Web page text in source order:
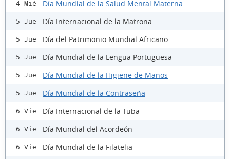
4 Mié Día Mundial de la Salud Mental Materna
5 Jue Día Internacional de la Matrona
5 Jue Día del Patrimonio Mundial Africano
5 Jue Día Mundial de la Lengua Portuguesa
5 Jue Día Mundial de la Higiene de Manos
5 Jue Día Mundial de la Contraseña
6 Vie Día Internacional de la Tuba
6 Vie Día Mundial del Acordeón
6 Vie Día Mundial de la Filatelia